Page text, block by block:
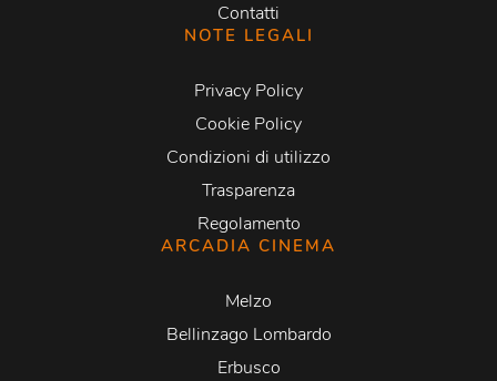
Contatti
NOTE LEGALI
Privacy Policy
Cookie Policy
Condizioni di utilizzo
Trasparenza
Regolamento
ARCADIA CINEMA
Melzo
Bellinzago Lombardo
Erbusco